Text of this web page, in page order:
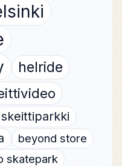
helride
skeittiparkki
beyond store
skatepark